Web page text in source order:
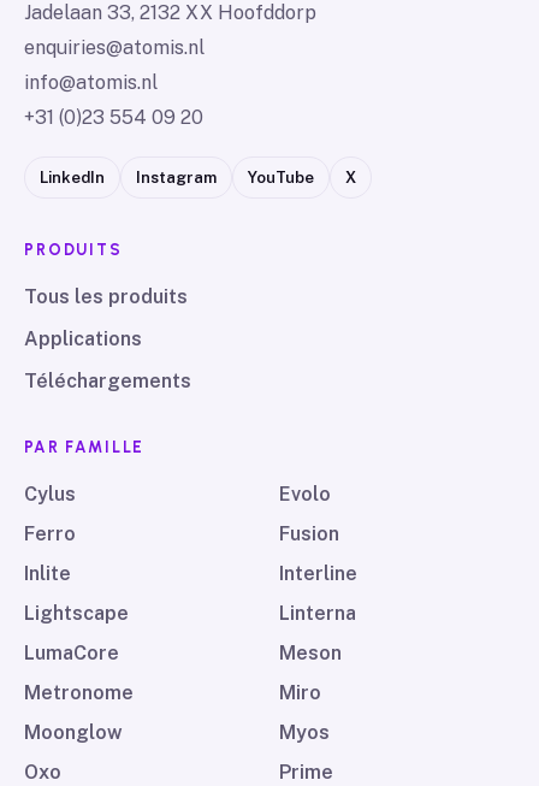
Jadelaan 33, 2132 XX Hoofddorp
enquiries@atomis.nl
info@atomis.nl
+31 (0)23 554 09 20
LinkedIn Instagram YouTube X
PRODUITS
Tous les produits
Applications
Téléchargements
PAR FAMILLE
Cylus
Evolo
Ferro
Fusion
Inlite
Interline
Lightscape
Linterna
LumaCore
Meson
Metronome
Miro
Moonglow
Myos
Oxo
Prime